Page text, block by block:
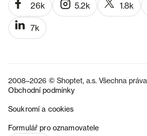
26k 5.2k 1.8k
7k
2008–2026 © Shoptet, a.s. Všechna
Obchodní podmínky
Soukromí a cookies
Formulář pro oznamovatele